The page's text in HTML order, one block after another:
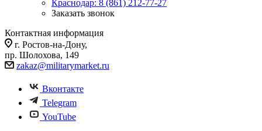
Краснодар: 8 (861) 212-77-27
Заказать звонок
Контактная информация
г. Ростов-на-Дону,
пр. Шолохова, 149
zakaz@militarymarket.ru
Вконтакте
Telegram
YouTube